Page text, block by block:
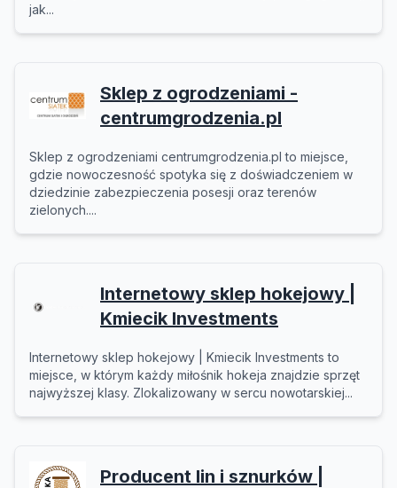
jak...
Sklep z ogrodzeniami -
centrumgrodzenia.pl
Sklep z ogrodzeniami centrumgrodzenia.pl to miejsce,
gdzie nowoczesność spotyka się z doświadczeniem w
dziedzinie zabezpieczenia posesji oraz terenów
zielonych....
Internetowy sklep hokejowy |
Kmiecik Investments
Internetowy sklep hokejowy | Kmiecik Investments to
miejsce, w którym każdy miłośnik hokeja znajdzie sprzęt
najwyższej klasy. Zlokalizowany w sercu nowotarskiej...
Producent lin i sznurków |